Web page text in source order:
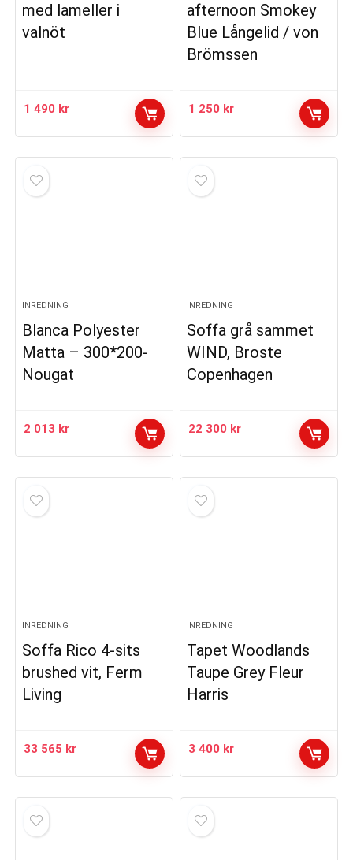
med lameller i
valnöt
1 490 kr
afternoon Smokey
Blue Långelid / von
Brömssen
1 250 kr
INREDNING
Blanca Polyester
Matta – 300*200-
Nougat
2 013 kr
INREDNING
Soffa grå sammet
WIND, Broste
Copenhagen
22 300 kr
INREDNING
Soffa Rico 4-sits
brushed vit, Ferm
Living
33 565 kr
INREDNING
Tapet Woodlands
Taupe Grey Fleur
Harris
3 400 kr